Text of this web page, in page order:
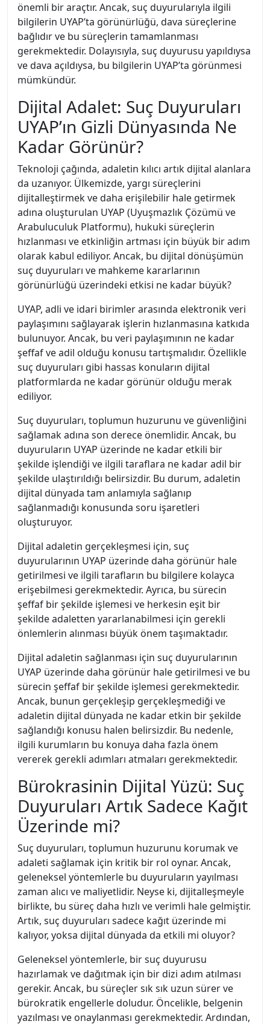
önemli bir araçtır. Ancak, suç duyurularıyla ilgili
bilgilerin UYAP’ta görünürlüğü, dava süreçlerine
bağlıdır ve bu süreçlerin tamamlanması
gerekmektedir. Dolayısıyla, suç duyurusu yapıldıysa
ve dava açıldıysa, bu bilgilerin UYAP’ta görünmesi
mümkündür.
Dijital Adalet: Suç Duyuruları
UYAP’ın Gizli Dünyasında Ne
Kadar Görünür?
Teknoloji çağında, adaletin kılıcı artık dijital alanlara
da uzanıyor. Ülkemizde, yargı süreçlerini
dijitalleştirmek ve daha erişilebilir hale getirmek
adına oluşturulan UYAP (Uyuşmazlık Çözümü ve
Arabuluculuk Platformu), hukuki süreçlerin
hızlanması ve etkinliğin artması için büyük bir adım
olarak kabul ediliyor. Ancak, bu dijital dönüşümün
suç duyuruları ve mahkeme kararlarının
görünürlüğü üzerindeki etkisi ne kadar büyük?
UYAP, adli ve idari birimler arasında elektronik veri
paylaşımını sağlayarak işlerin hızlanmasına katkıda
bulunuyor. Ancak, bu veri paylaşımının ne kadar
şeffaf ve adil olduğu konusu tartışmalıdır. Özellikle
suç duyuruları gibi hassas konuların dijital
platformlarda ne kadar görünür olduğu merak
ediliyor.
Suç duyuruları, toplumun huzurunu ve güvenliğini
sağlamak adına son derece önemlidir. Ancak, bu
duyuruların UYAP üzerinde ne kadar etkili bir
şekilde işlendiği ve ilgili taraflara ne kadar adil bir
şekilde ulaştırıldığı belirsizdir. Bu durum, adaletin
dijital dünyada tam anlamıyla sağlanıp
sağlanmadığı konusunda soru işaretleri
oluşturuyor.
Dijital adaletin gerçekleşmesi için, suç
duyurularının UYAP üzerinde daha görünür hale
getirilmesi ve ilgili tarafların bu bilgilere kolayca
erişebilmesi gerekmektedir. Ayrıca, bu sürecin
şeffaf bir şekilde işlemesi ve herkesin eşit bir
şekilde adaletten yararlanabilmesi için gerekli
önlemlerin alınması büyük önem taşımaktadır.
Dijital adaletin sağlanması için suç duyurularının
UYAP üzerinde daha görünür hale getirilmesi ve bu
sürecin şeffaf bir şekilde işlemesi gerekmektedir.
Ancak, bunun gerçekleşip gerçekleşmediği ve
adaletin dijital dünyada ne kadar etkin bir şekilde
sağlandığı konusu halen belirsizdir. Bu nedenle,
ilgili kurumların bu konuya daha fazla önem
vererek gerekli adımları atmaları gerekmektedir.
Bürokrasinin Dijital Yüzü: Suç
Duyuruları Artık Sadece Kağıt
Üzerinde mi?
Suç duyuruları, toplumun huzurunu korumak ve
adaleti sağlamak için kritik bir rol oynar. Ancak,
geleneksel yöntemlerle bu duyuruların yayılması
zaman alıcı ve maliyetlidir. Neyse ki, dijitalleşmeyle
birlikte, bu süreç daha hızlı ve verimli hale gelmiştir.
Artık, suç duyuruları sadece kağıt üzerinde mi
kalıyor, yoksa dijital dünyada da etkili mi oluyor?
Geleneksel yöntemlerle, bir suç duyurusu
hazırlamak ve dağıtmak için bir dizi adım atılması
gerekir. Ancak, bu süreçler sık sık uzun sürer ve
bürokratik engellerle doludur. Öncelikle, belgenin
yazılması ve onaylanması gerekmektedir. Ardından,